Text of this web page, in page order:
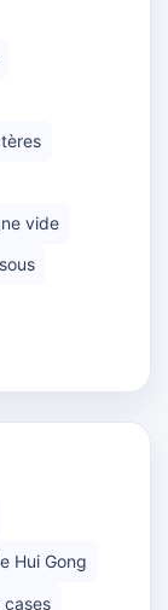
vide
Hui Gong
cases